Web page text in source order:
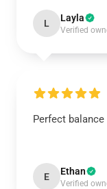
L Layla
Verified
Perfect
E Ethan
Verified